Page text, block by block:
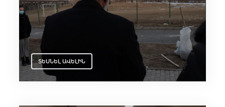
ՏԵՍՆԵԼ ԱՎԵԼԻՆ